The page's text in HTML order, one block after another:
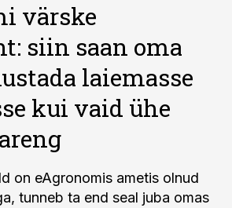
värske
siin saan oma
laiemasse
kui vaid ühe
on eAgronomis ametis olnud
tunneb ta end seal juba omas